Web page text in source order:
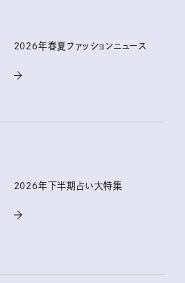
2026年春夏ファッションニュース
2026年下半期占い大特集